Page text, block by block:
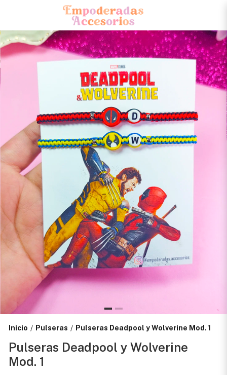
Inicio / Pulseras / Pulseras Deadpool y Wolverine Mod. 1
Pulseras Deadpool y Wolverine
Mod. 1